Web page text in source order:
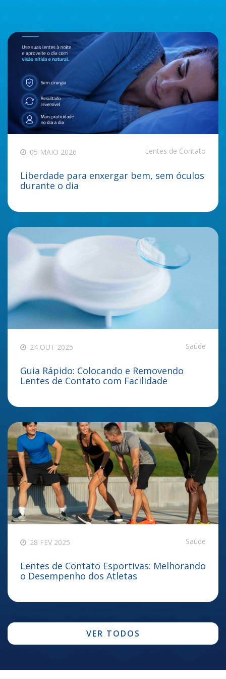
05 MAIO 2026 Lentes de Contato
Liberdade para enxergar bem, sem óculos
durante o dia
24 OUT 2025 Saúde
Guia Rápido: Colocando e Removendo
Lentes de Contato com Facilidade
28 FEV 2025 Saúde
Lentes de Contato Esportivas: Melhorando
o Desempenho dos Atletas
VER TODOS